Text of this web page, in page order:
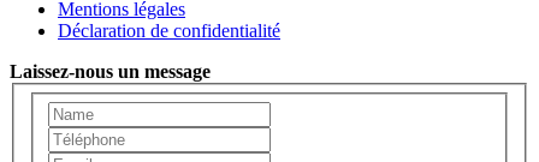
Mentions légales
Déclaration de confidentialité
Laissez-nous un message